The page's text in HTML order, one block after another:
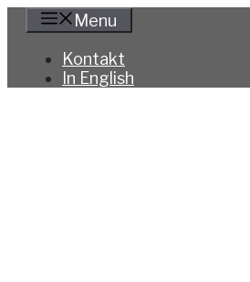
Hoppa
innehåll
Menu
Kontakt
In English